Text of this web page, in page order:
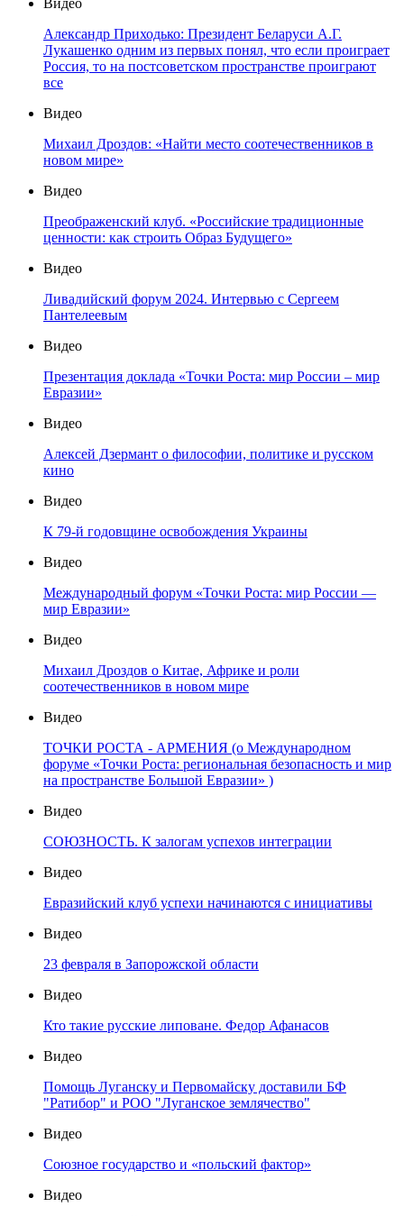
Видео
Александр Приходько: Президент Беларуси А.Г.
Лукашенко одним из первых понял, что если проиграет
Россия, то на постсоветском пространстве проиграют
все
Видео
Михаил Дроздов: «Найти место соотечественников в
новом мире»
Видео
Преображенский клуб. «Российские традиционные
ценности: как строить Образ Будущего»
Видео
Ливадийский форум 2024. Интервью с Сергеем
Пантелеевым
Видео
Презентация доклада «Точки Роста: мир России – мир
Евразии»
Видео
Алексей Дзермант о философии, политике и русском
кино
Видео
К 79-й годовщине освобождения Украины
Видео
Международный форум «Точки Роста: мир России —
мир Евразии»
Видео
Михаил Дроздов о Китае, Африке и роли
соотечественников в новом мире
Видео
ТОЧКИ РОСТА - АРМЕНИЯ (о Международном
форуме «Точки Роста: региональная безопасность и мир
на пространстве Большой Евразии» )
Видео
СОЮЗНОСТЬ. К залогам успехов интеграции
Видео
Евразийский клуб успехи начинаются с инициативы
Видео
23 февраля в Запорожской области
Видео
Кто такие русские липоване. Федор Афанасов
Видео
Помощь Луганску и Первомайску доставили БФ
"Ратибор" и РОО "Луганское землячество"
Видео
Союзное государство и «польский фактор»
Видео